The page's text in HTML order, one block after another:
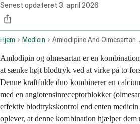
Senest opdateret 3. april 2026
Hjem Medicin Amlodipine
Amlodipin og olmesartan er en
at sænke højt blodtryk ved at virke på to
Denne kraftfulde duo kombinerer en
med en angiotensinreceptorblokker
effektiv blodtrykskontrol end enten medicin
oplever, at denne kombination hjælper dem